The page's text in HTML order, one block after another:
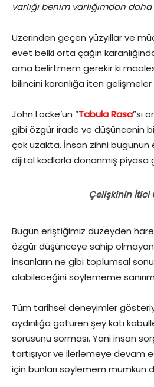
varlığı benim varlığımdan
Üzerinden geçen yüzyıllar ve
evet belki orta çağın
ama belirtmem gerekir ki
bilincini karanlığa iten
John Locke’un “Tabula Rasa”sı
gibi özgür irade ve düşüncenin
çok uzakta. İnsan zihni
dijital kodlarla donanmış piyasa
Çelişkinin İtici
Bugün eriştiğimiz düzeyden
özgür düşünceye sahip
insanların ne gibi toplumsal
olabileceğini söylememe
Tüm tarihsel deneyimler
aydınlığa götüren şey katı
sorusunu sorması. Yani insan
tartışıyor ve ilerlemeye devam
için bunları söylemem mümkün